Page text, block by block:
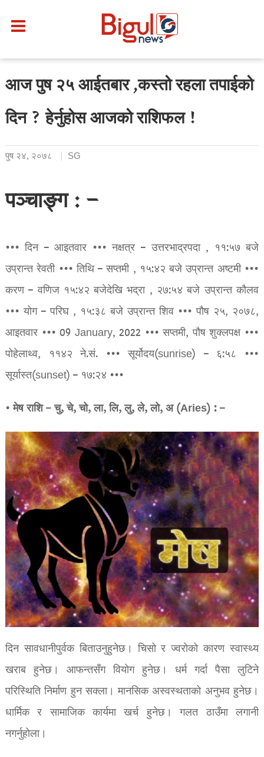
आज पुष २५ आईतबार ,कस्तो रहला तपाईको
दिन ? हेर्नुहोस आजको राशिफल !
पुष २४, २०७८ SG
पञ्चाङ्ग : –
••• दिन – आइतवार ••• नक्षत्र – उत्तरभाद्रपदा , ११:५७ बजे
उप्रान्त रेवती ••• तिथि – सप्तमी , १५:४२ बजे उप्रान्त अष्टमी •••
करण – वणिज १५:४२ बजेदेखि भद्रा , २७:५४ बजे उप्रान्त कौलव
••• योग – परिघ , १५:३८ बजे उप्रान्त शिव ••• पौष २५, २०७८,
आइतवार ••• 09 January, 2022 ••• सप्तमी, पौष शुक्लपक्ष •••
पोहेलाथ्व, ११४२ ने.सं. ••• सूर्योदय(sunrise) – ६:५८ •••
सूर्यास्त(sunset) – १७:२४ •••
• मेष राशि – चु, चे, चो, ला, लि, लु, ले, लो, अ (Aries) : –
दिन सावधानीपुर्वक बिताउनुहुनेछ। चिसो र ज्वरोको कारण स्वास्थ्य
खराब हुनेछ। आफन्तसँग वियोग हुनेछ। धर्म गर्दा पैसा लुटिने
परिस्थिति निर्माण हुन सक्ला। मानसिक अस्वस्थताको अनुभव हुनेछ।
धार्मिक र सामाजिक कार्यमा खर्च हुनेछ। गलत ठाउँमा लगानी
नगर्नुहोला।